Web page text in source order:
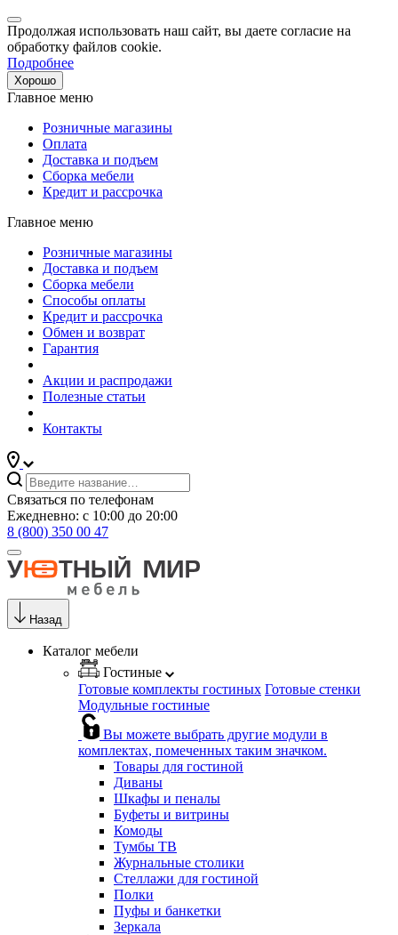
Продолжая использовать наш сайт, вы даете согласие на
обработку файлов cookie.
Подробнее
Хорошо
Главное меню
Розничные магазины
Оплата
Доставка и подъем
Сборка мебели
Кредит и рассрочка
Главное меню
Розничные магазины
Доставка и подъем
Сборка мебели
Способы оплаты
Кредит и рассрочка
Обмен и возврат
Гарантия
Акции и распродажи
Полезные статьи
Контакты
Связаться по телефонам
Ежедневно: с 10:00 до 20:00
8 (800) 350 00 47
Назад
Каталог мебели
Гостиные
Готовые комплекты гостиных Готовые стенки
Модульные гостиные
Вы можете выбрать другие модули в
комплектах, помеченных таким значком.
Товары для гостиной
Диваны
Шкафы и пеналы
Буфеты и витрины
Комоды
Тумбы ТВ
Журнальные столики
Стеллажи для гостиной
Полки
Пуфы и банкетки
Зеркала